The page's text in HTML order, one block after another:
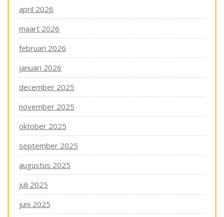
april 2026
maart 2026
februari 2026
januari 2026
december 2025
november 2025
oktober 2025
september 2025
augustus 2025
juli 2025
juni 2025